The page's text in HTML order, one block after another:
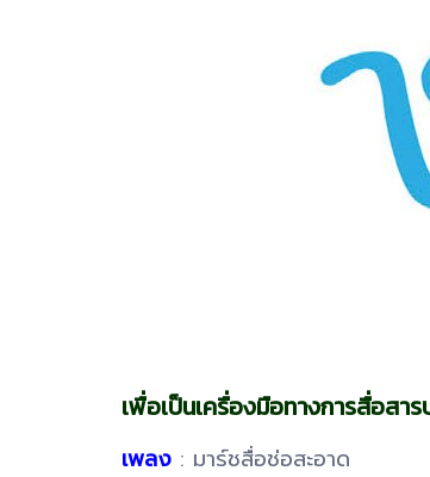
เพื่อเป็นเครื่องมือทางการสื่อส
เพลง : มาร์ชสื่อช่อสะอาด